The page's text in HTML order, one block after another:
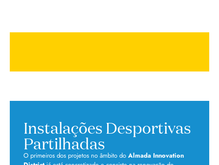
Instalações Desportivas
Partilhadas
O primeiros dos projetos no âmbito do Almada Innovation